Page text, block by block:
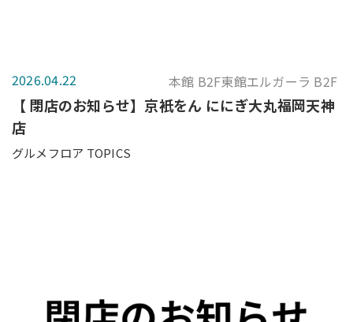
2026.04.22 本館 B2F東館エルガーラ B2F
【 閉店のお知らせ】京衹をん ににぎ大丸福岡天神
店
グルメフロア TOPICS